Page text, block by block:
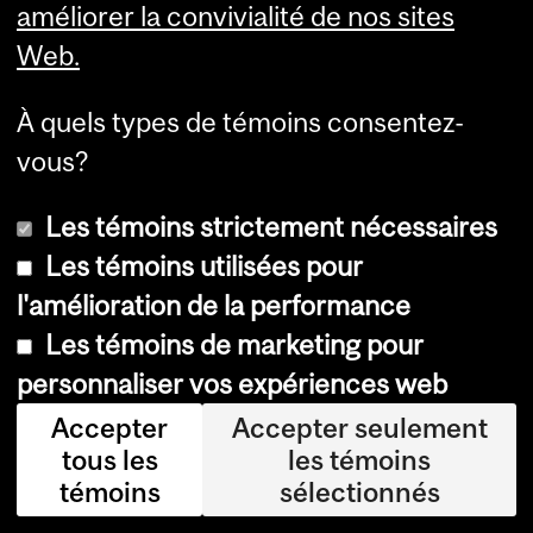
té
cé
de
nts
mil
iau
x
de
la
ma
améliorer la convivialité de nos sites
Web.
À quels types de témoins consentez-
vous?
Les témoins strictement nécessaires
Les témoins utilisées pour
l'amélioration de la performance
Les témoins de marketing pour
personnaliser vos expériences web
Accepter
tous les
témoins
Accepter seulement
les témoins
sélectionnés